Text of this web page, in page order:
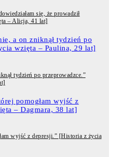
się, że prowadził
– Alicja, 41 lat]
tydzień po przeprowadzce.”
wyjść z depresji.” [Historia z życia